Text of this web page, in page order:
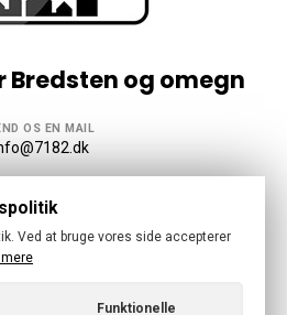
og omegn
OS EN MAIL
Følg os
Ved at bruge vores side accepterer
Funktionelle